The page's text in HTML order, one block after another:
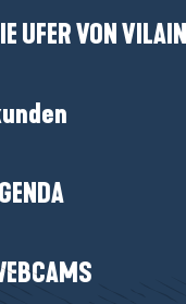
UFER VON
56760 Pénestin